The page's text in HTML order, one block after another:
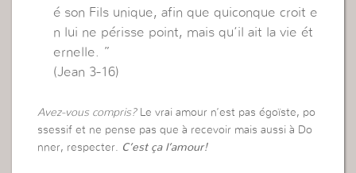
é son Fils unique, afin que quiconque croit e
n lui ne périsse point, mais qu’il ait la vie ét
ernelle. ”
(Jean 3-16)
Avez-vous compris?Le vrai amour n’est pas égoïste, po
ssessif et ne pense pas que à recevoir mais aussi à Do
nner, respecter. C’est ça l’amour!